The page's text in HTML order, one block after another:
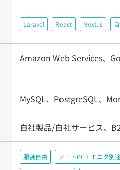
Laravel React Next.js
Amazon Web Services、
MySQL、PostgreSQL、
自社製品/自社サービス、
服装自由 ノートPC＋モニタ別